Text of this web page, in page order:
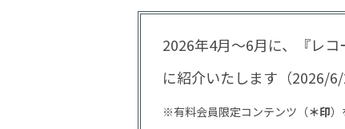
2026年4月～6月に、『レ
に紹介いたします（2026/6/
※有料会員限定コンテンツ（＊印）